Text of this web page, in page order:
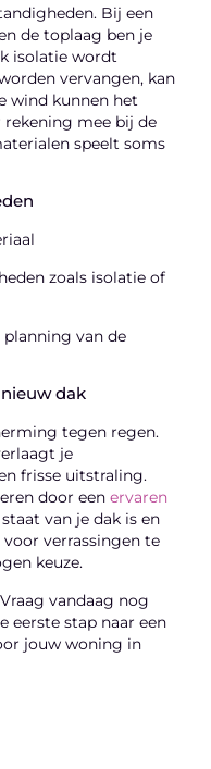
Bij een
de toplaag ben je
isolatie wordt
vervangen, kan
wind kunnen het
rekening mee bij de
speelt soms
zoals isolatie of
van de
dak
tegen regen.
je
frisse uitstraling.
door eenervaren
van je dak is en
verrassingen te
keuze.
vandaag nog
eerste stap naar een
jouw woning in